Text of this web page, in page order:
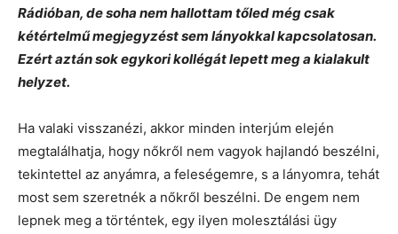
Rádióban, de soha nem hallottam tőled még csak
kétértelmű megjegyzést sem lányokkal kapcsolatosan.
Ezért aztán sok egykori kollégát lepett meg a kialakult
helyzet.
Ha valaki visszanézi, akkor minden interjúm elején
megtalálhatja, hogy nőkről nem vagyok hajlandó beszélni,
tekintettel az anyámra, a feleségemre, s a lányomra, tehát
most sem szeretnék a nőkről beszélni. De engem nem
lepnek meg a történtek, egy ilyen molesztálási ügy